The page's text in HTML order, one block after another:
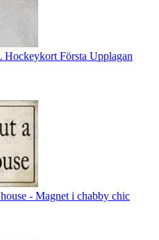
Hockeykort Första Upplagan
- Magnet i chabby chic